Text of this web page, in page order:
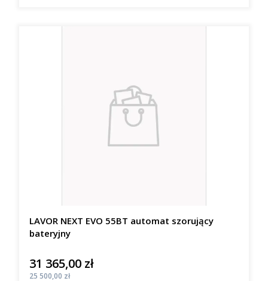
LAVOR NEXT EVO 55BT automat szorujący
bateryjny
Cena
31 365,00 zł
Cena
25 500,00 zł